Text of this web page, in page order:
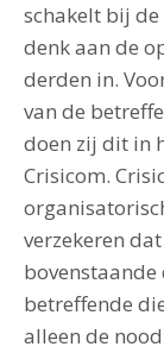
schakelt bij
denk aan de
derden in.
van de
doen zij dit in
Crisicom.
verzekeren
bovenstaande
betreffende
alleen de